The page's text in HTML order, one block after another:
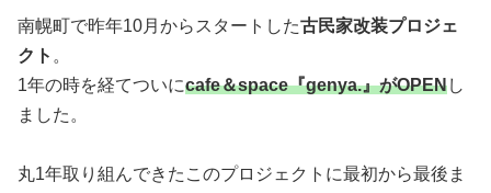
南幌町で昨年10月からスタートした古民家改装プロジェ
クト 。
1年の時を経てついにcafe＆space『genya.』がOPENし
ました。
丸1年取り組んできたこのプロジェクトに最初から最後ま